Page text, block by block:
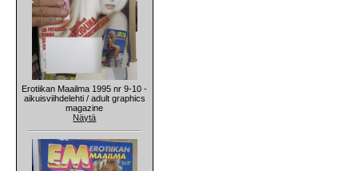
Erotiikan Maailma 1995 nr 9-10 -
aikuisviihdelehti / adult graphics
magazine
Näytä